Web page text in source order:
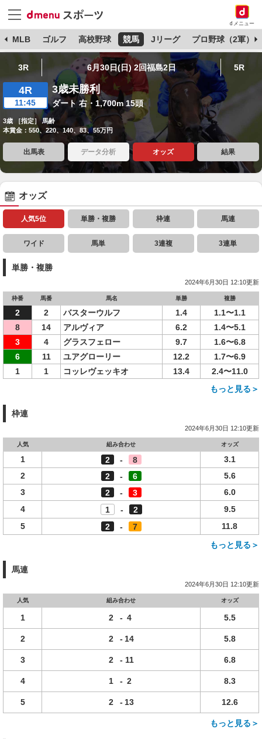
dメニュー
MLB ゴルフ 高校野球 競馬 Jリーグ プロ野球（2軍）
3R 6月30日(日) 2回福島2日 5R
4R
11:45
3歳未勝利
ダート 右・1,700m 15頭
3歳 ［指定］ 馬齢
本賞金：550、220、140、83、55万円
出馬表 データ分析 オッズ 結果
オッズ
人気5位 単勝・複勝 枠連 馬連
ワイド 馬単 3連複 3連単
単勝・複勝
2024年6月30日 12:10更新
枠番 馬番 馬名 単勝 複勝
2 2 バスターウルフ 1.4
1.1〜1.1
8
14 アルヴィア 6.2
1.4〜5.1
3
4 グラスフェロー 9.7
1.6〜6.8
6
11 ユアグローリー 12.2
1.7〜6.9
1
1 コッレヴェッキオ 13.4
2.4〜11.0
もっと見る＞
枠連
2024年6月30日 12:10更新
人気 組み合わせ オッズ
1 2 - 8
3.1
2
2 - 6
5.6
3
2 - 3
6.0
4
1 - 2
9.5
5
2 - 7
11.8
もっと見る＞
馬連
2024年6月30日 12:10更新
人気 組み合わせ オッズ
1 2 - 4 5.5
2 2 - 14 5.8
3 2 - 11 6.8
4 1 - 2 8.3
5 2 - 13 12.6
もっと見る＞